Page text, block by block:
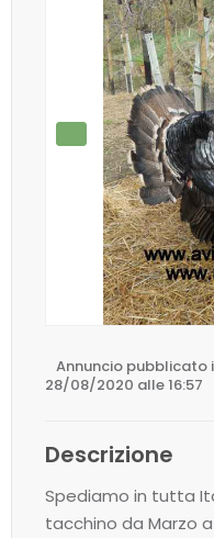
Annuncio pubblicato
28/08/2020 alle 16:57
Descrizione
Spediamo in tutta
tacchino da Marzo